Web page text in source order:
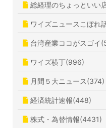
総経理のちょっといい
ワイズニュースこぼれ
台湾産業ココがスゴイ
ワイズ横丁(996)
月間５大ニュース(374)
経済統計速報(448)
株式・為替情報(4431)